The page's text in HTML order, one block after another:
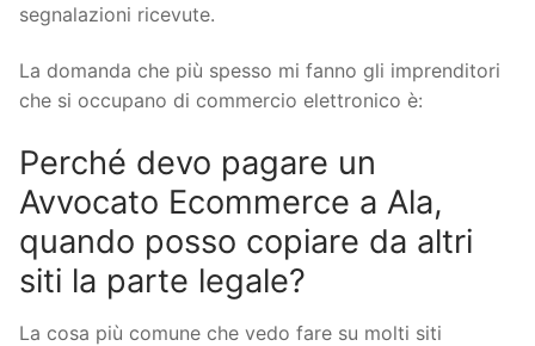
segnalazioni ricevute.
La domanda che più spesso mi fanno gli imprenditori
che si occupano di commercio elettronico è:
Perché devo pagare un
Avvocato Ecommerce a Ala,
quando posso copiare da altri
siti la parte legale?
La cosa più comune che vedo fare su molti siti